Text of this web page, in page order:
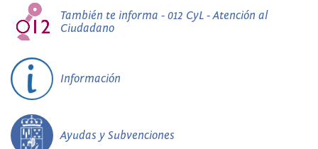
También te informa - 012 CyL - Atención al
Ciudadano
Información
Ayudas y Subvenciones